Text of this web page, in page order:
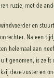
ruzie, met de
en
Na een
helemaal aan
genomen, is
deze zuster en